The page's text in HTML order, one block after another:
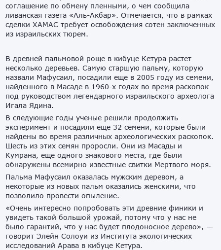
соглашение по обмену пленными, о чем сообщила
ливанская газета «Аль-Акбар». Отмечается, что в рамках
сделки ХАМАС требует освобождения сотен заключенных
из израильских тюрем.
В древней пальмовой роще в кибуце Кетура растет
несколько деревьев. Самую старшую пальму, которую
назвали Мафусаил, посадили еще в 2005 году из семени,
найденного в Масаде в 1960-х годах во время раскопок
под руководством легендарного израильского археолога
Игала Ядина.
В следующие годы ученые решили продолжить
эксперимент и посадили еще 32 семени, которые были
найдены во время различных археологических раскопок.
Шесть из этих семян проросли. Они из Масады и
Кумрана, еще одного знакового места, где были
обнаружены всемирно известные свитки Мертвого моря.
Пальма Мафусаил оказалась мужским деревом, а
некоторые из новых пальм оказались женскими, что
позволило провести опыление.
«Очень интересно попробовать эти древние финики и
увидеть такой большой урожай, потому что у нас не
было гарантий, что у нас будет плодоносное дерево», —
говорит Элейн Солоуи из Института экологических
исследований Арава в кибуце Кетура.